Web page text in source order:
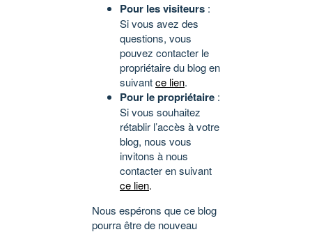
Pour les visiteurs :
Si vous avez des
questions, vous
pouvez contacter le
propriétaire du blog en
suivantce lien.
Pour le propriétaire :
Si vous souhaitez
rétablir l’accès à votre
blog, nous vous
invitons à nous
contacter en suivant
ce lien.
Nous espérons que ce blog
pourra être de nouveau